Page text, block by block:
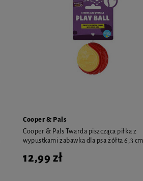
Cooper & Pals
Cooper & Pals Twarda piszcząca piłka z
wypustkami zabawka dla psa żółta 6,3 cm
12,99 zł